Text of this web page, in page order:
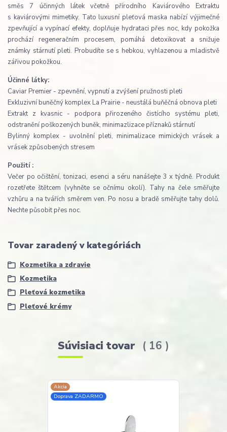
směs 7 účinných látek včetně přírodního Kaviárového Extraktu
s kaviárovými mimetiky. Tato luxusní pleťová maska nabízí výjimečné
zpevňující a vypínací efekty, doplňuje hydrataci přes noc, kdy pokožka
prochází regeneračním procesem, pomáhá detoxikovat a snižuje
známky stárnutí pleti. Probudíte se s hebkou, vyhlazenou a mladistvě
zářivou pokožkou.
Účinné látky:
Caviar Premier - zpevnění, vypnutí a zvýšení pružnosti pleti
Exkluzivní buněčný komplex La Prairie - neustálá buňěčná obnova pleti
Extrakt z kvasnic - podpora přirozeného čistícího systému pleti,
odstranění poškozených buněk, minimazlizace příznaků stárnutí
Bylinný komplex - uvolnění pleti, minimalizace mimických vrásek a
vrásek způsobených stresem
Použití :
Večer po očištění, tonizaci, esenci a séru nanášejte 3 x týdně. Produkt
rozetřete štětcem (vyhněte se očnímu okolí). Tahy na čele směřujte
vzhůru a na tvářích směrem ven. Po nosu a bradě směřujte tahy dolů.
Nechte působit přes noc.
Tovar zaradený v kategóriách
Kozmetika a zdravie
Kozmetika
Pleťová kozmetika
Pleťové krémy
Súvisiaci tovar 16
Akcia
Doprava ZADARMO